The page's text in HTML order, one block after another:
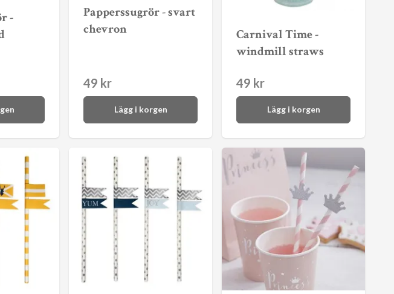
-
Papperssugrör - svart
chevron
49 kr
Lägg i korgen
Carnival Time -
windmill straws
49 kr
Lägg i korgen